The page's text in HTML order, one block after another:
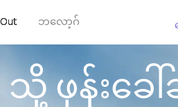
ဘလော့ဂ်
သို့ ဖုန်းခေ